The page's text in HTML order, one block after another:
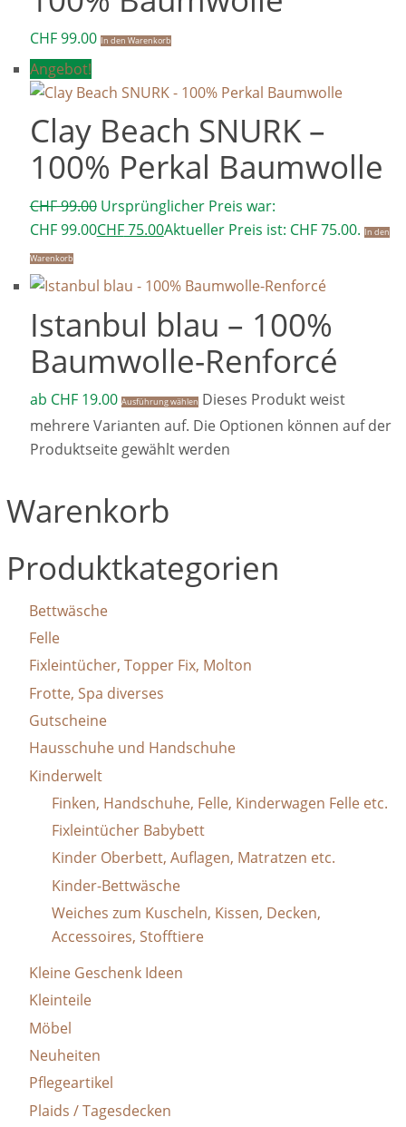
CHF99.00 In den Warenkorb
Angebot!
Clay Beach SNURK –
100% Perkal Baumwolle
CHF99.00 Ursprünglicher Preis war:
CHF 99.00CHF75.00Aktueller Preis ist: CHF 75.00. In den
Warenkorb
Istanbul blau – 100%
Baumwolle-Renforcé
ab CHF19.00 Ausführung wählen Dieses Produkt weist
mehrere Varianten auf. Die Optionen können auf der
Produktseite gewählt werden
Warenkorb
Produktkategorien
Bettwäsche
Felle
Fixleintücher, Topper Fix, Molton
Frotte, Spa diverses
Gutscheine
Hausschuhe und Handschuhe
Kinderwelt
Finken, Handschuhe, Felle, Kinderwagen Felle etc.
Fixleintücher Babybett
Kinder Oberbett, Auflagen, Matratzen etc.
Kinder-Bettwäsche
Weiches zum Kuscheln, Kissen, Decken,
Accessoires, Stofftiere
Kleine Geschenk Ideen
Kleinteile
Möbel
Neuheiten
Pflegeartikel
Plaids / Tagesdecken